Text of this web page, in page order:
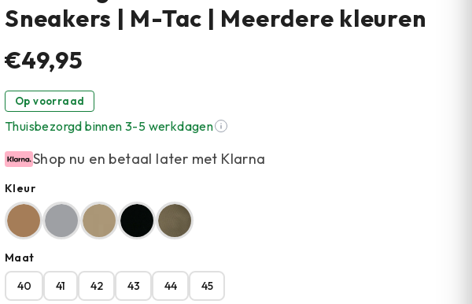
Sneakers | M-Tac | Meerdere kleuren
€49,95
Op voorraad
Thuisbezorgd binnen 3-5 werkdagen
Shop nu en betaal later met Klarna
Kleur
Maat
40
41 42 43 44 45